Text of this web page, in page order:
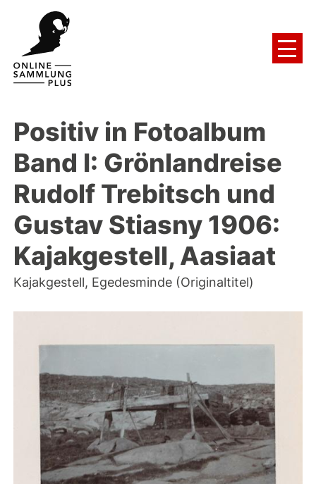
Positiv in Fotoalbum
Band I: Grönlandreise
Rudolf Trebitsch und
Gustav Stiasny 1906:
Kajakgestell, Aasiaat
Kajakgestell, Egedesminde (Originaltitel)